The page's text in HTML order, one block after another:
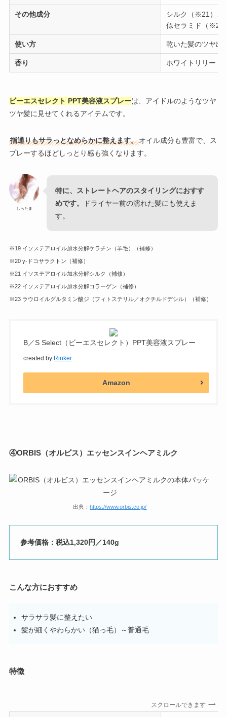
その他成分
シルク（※21）、
似セラミド（※23
使い方 乾いた髪のツヤ出
香り ホワイトリリー
ビーエスセレクト PPT美容液スプレーは、アイドルのようなツヤ
ツヤ髪に見せてくれるアイテムです。
指通りもサラっとなめらかに整えます。オイル成分も豊富で、ス
プレーするほどしっとり感も強くなります。
しらたま
特に、ストレートヘアのスタイリングにおすす
めです。
ドライヤー前の濡れた髪にも使えま
す。
※19 イソステアロイル加水分解ケラチン（羊毛）（補修）
※20 γ-ドコサラクトン（補修）
※21 イソステアロイル加水分解シルク（補修）
※22 イソステアロイル加水分解コラーゲン（補修）
※23 ラウロイルグルタミン酸ジ（フィトステリル／オクチルドデシル）（補修）
B／S Select（ビーエスセレクト）PPT美容液スプレー
created by Rinker
Amazon
④ORBIS（オルビス）エッセンスインヘアミルク
出典：https://www.orbis.co.jp/
参考価格：税込1,320円／140g
こんな方におすすめ
サラサラ髪に整えたい
髪が細くやわらかい（猫っ毛）～普通毛
特徴
スクロールできます